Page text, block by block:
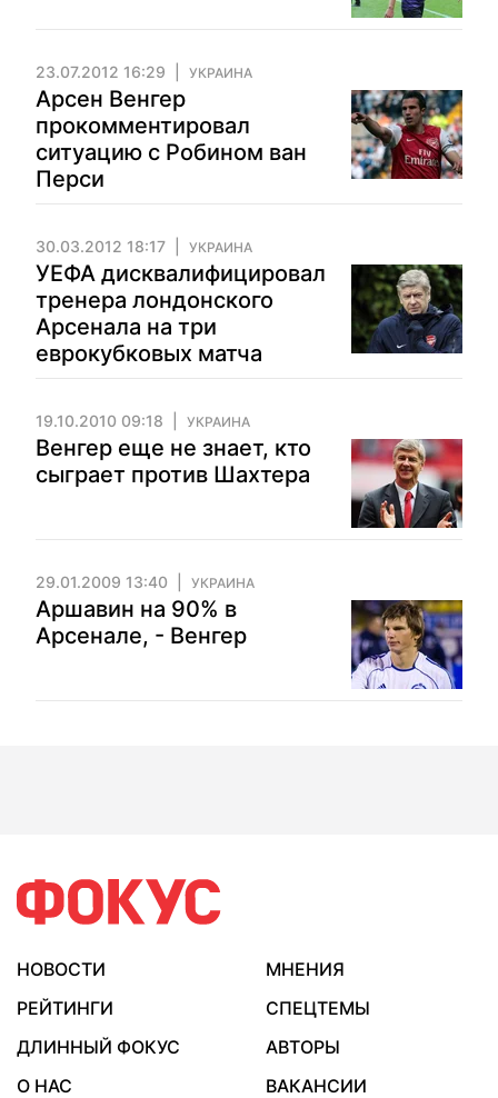
23.07.2012 16:29 УКРАИНА
Арсен Венгер
прокомментировал
ситуацию с Робином ван
Перси
30.03.2012 18:17 УКРАИНА
УЕФА дисквалифицировал
тренера лондонского
Арсенала на три
еврокубковых матча
19.10.2010 09:18 УКРАИНА
Венгер еще не знает, кто
сыграет против Шахтера
29.01.2009 13:40 УКРАИНА
Аршавин на 90% в
Арсенале, - Венгер
НОВОСТИ
МНЕНИЯ
РЕЙТИНГИ
СПЕЦТЕМЫ
ДЛИННЫЙ ФОКУС
АВТОРЫ
О НАС
ВАКАНСИИ